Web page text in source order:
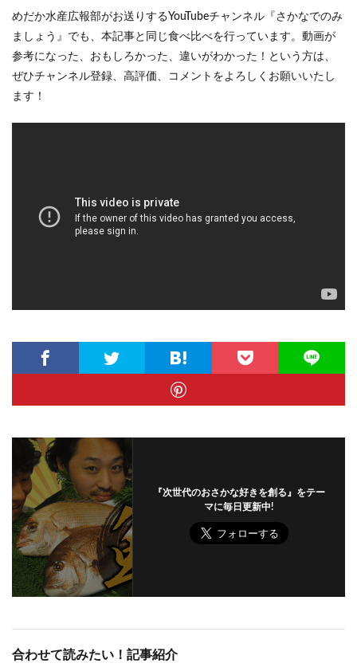
めだか水産広報部がお送りするYouTubeチャンネル『さかなでのみ
ましょう』でも、本記事と同じ食べ比べを行っています。動画が
参考になった、おもしろかった、違いがわかった！という方は、
ぜひチャンネル登録、高評価、コメントをよろしくお願いいたし
ます！
『次世代のおさかな好きを創る』をテー
マに毎日更新中!
合わせて読みたい！記事紹介